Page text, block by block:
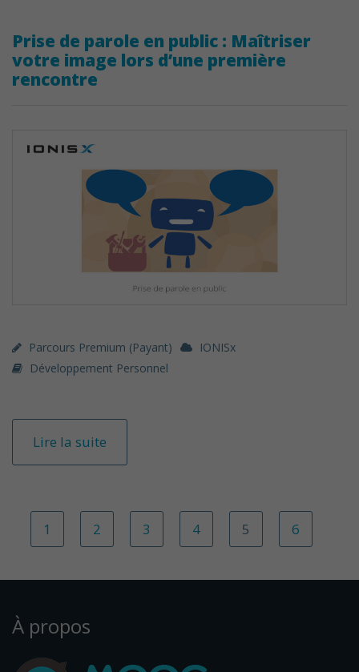
Prise de parole en public : Maîtriser
votre image lors d’une première
rencontre
Parcours Premium (payant)
IONISx
Développement Personnel
Lire la suite
1 2 3 4 5 6
À propos